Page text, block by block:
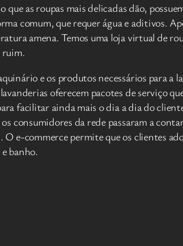
que as roupas mais delicadas dão,
comum, que requer água e aditivos.
amena. Temos uma loja virtual de
e os produtos necessários para a
oferecem pacotes de serviço
facilitar ainda mais o dia a dia do
consumidores da rede passaram a
e-commerce permite que os clientes
banho.